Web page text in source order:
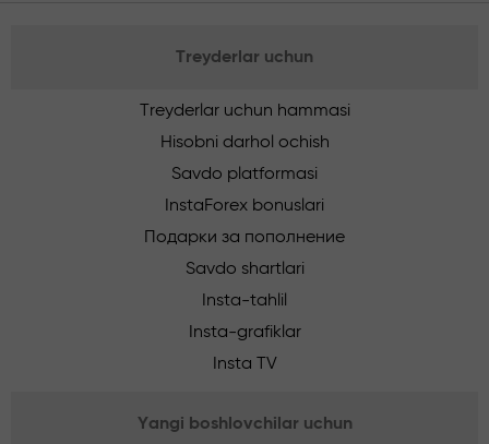
Treyderlar uchun
Treyderlar uchun hammasi
Hisobni darhol ochish
Savdo platformasi
InstaForex bonuslari
Подарки за пополнение
Savdo shartlari
Insta-tahlil
Insta-grafiklar
Insta TV
Yangi boshlovchilar uchun